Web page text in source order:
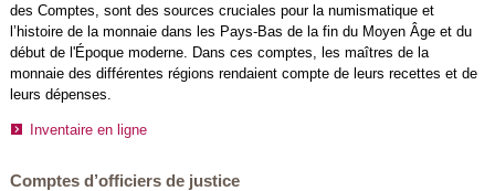
des Comptes, sont des sources cruciales pour la numismatique et
l’histoire de la monnaie dans les Pays-Bas de la fin du Moyen Âge et du
début de l'Époque moderne. Dans ces comptes, les maîtres de la
monnaie des différentes régions rendaient compte de leurs recettes et de
leurs dépenses.
Inventaire en ligne
Comptes d’officiers de justice